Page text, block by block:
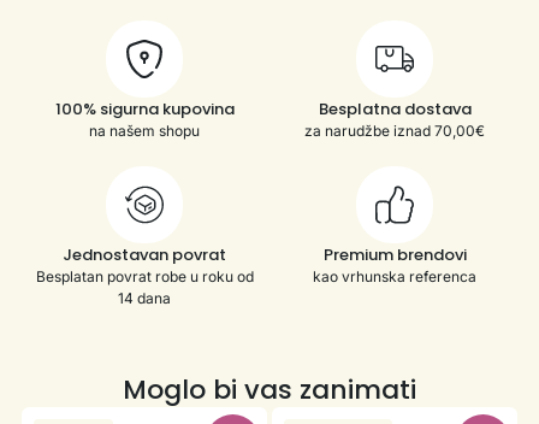
100% sigurna kupovina
na našem shopu
Besplatna dostava
za narudžbe iznad 70,00€
Jednostavan povrat
Besplatan povrat robe u roku od
14 dana
Premium brendovi
kao vrhunska referenca
Moglo bi vas zanimati